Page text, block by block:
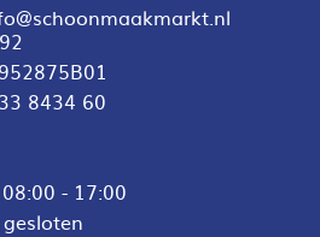
8434 60
- 17:00